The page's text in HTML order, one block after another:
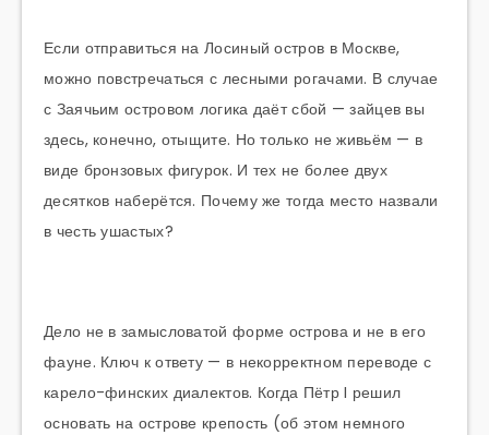
Если отправиться на Лосиный остров в Москве,
можно повстречаться с лесными рогачами. В случае
с Заячьим островом логика даёт сбой — зайцев вы
здесь, конечно, отыщите. Но только не живьём — в
виде бронзовых фигурок. И тех не более двух
десятков наберётся. Почему же тогда место назвали
в честь ушастых?
Дело не в замысловатой форме острова и не в его
фауне. Ключ к ответу — в некорректном переводе с
карело-финских диалектов. Когда Пётр I решил
основать на острове крепость (об этом немного